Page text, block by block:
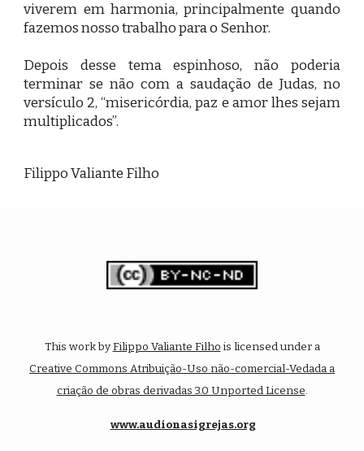
viverem em harmonia, principalmente quando
fazemos nosso trabalho para o Senhor.
Depois desse tema espinhoso, não poderia
terminar se não com a saudação de Judas, no
versículo 2, “misericórdia, paz e amor lhes sejam
multiplicados”.
Filippo Valiante Filho
This work by Filippo Valiante Filho is licensed under a
Creative Commons Atribuição-Uso não-comercial-Vedada a
criação de obras derivadas 3.0 Unported License.
www.audionasigrejas.org